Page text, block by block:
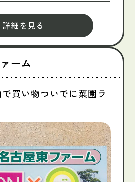
詳細を見る
ーム
買い物ついでに菜園ラ